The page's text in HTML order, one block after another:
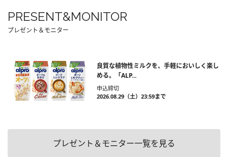
PRESENT&MONITOR
プレゼント＆モニター
良質な植物性ミルクを、手軽においしく楽し
める。「ALP...
申込締切
2026.08.29（土）23:59まで
プレゼント＆モニター一覧を見る